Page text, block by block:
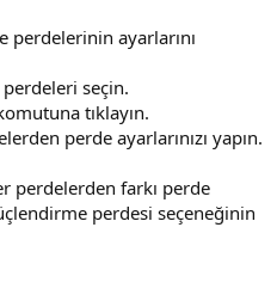
ayarlarını
perdeleri seçin.
tıklayın.
perde ayarlarınızı yapın.
perdelerden farkı perde
perdesi seçeneğinin